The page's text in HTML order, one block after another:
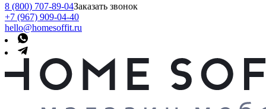
8 (800) 707-89-04Заказать звонок
+7 (967) 909-04-40
hello@homesoffit.ru